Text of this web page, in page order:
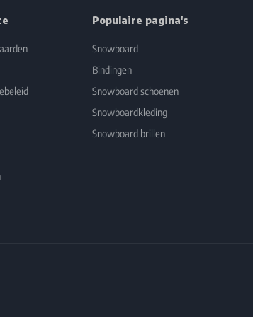
Populaire pagina's
Snowboard
Bindingen
Snowboard schoenen
Snowboardkleding
Snowboard brillen